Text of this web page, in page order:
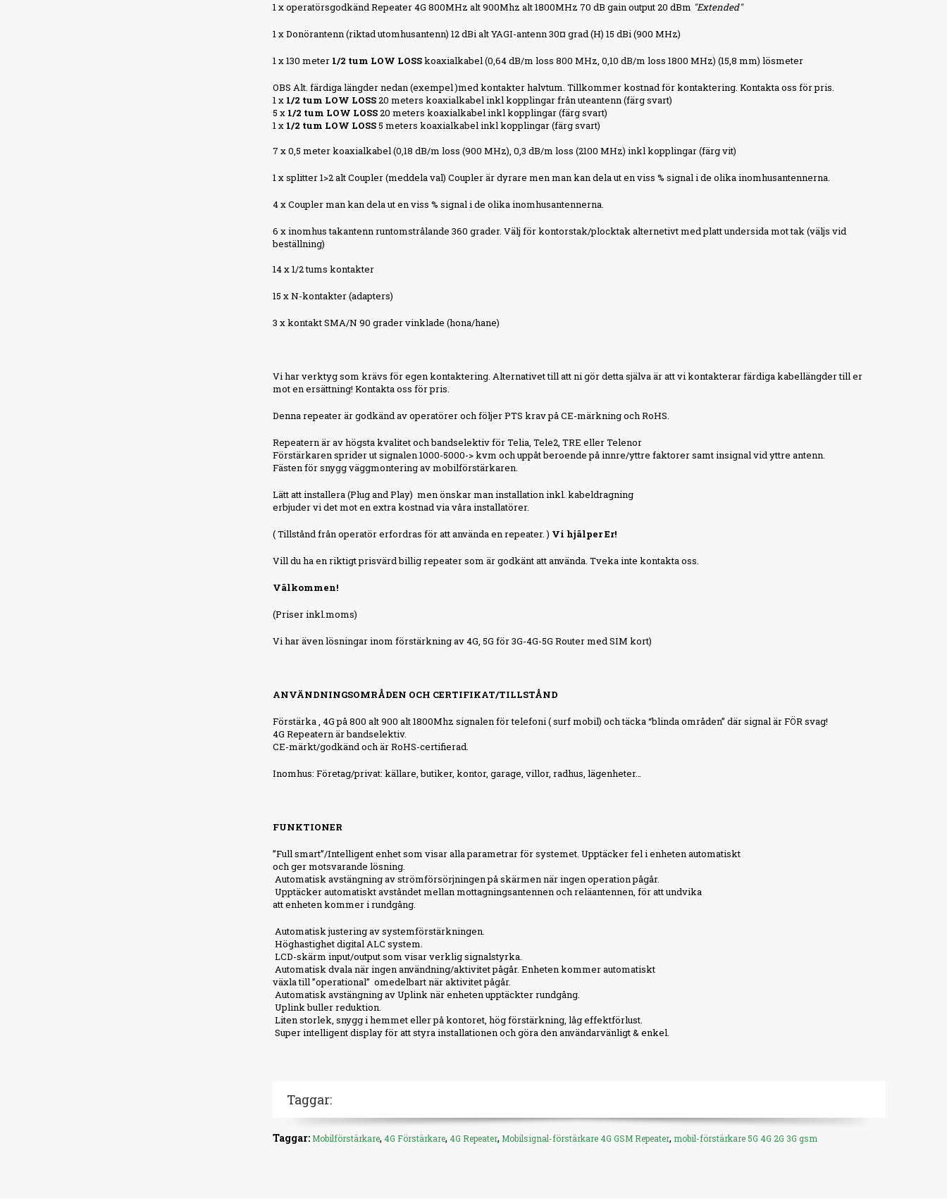
1 x operatörsgodkänd Repeater 4G 800MHz alt 900Mhz alt 1800MHz 70 dB gain output 20 dBm "Extended"
1 x Donörantenn (riktad utomhusantenn) 12 dBi alt YAGI-antenn 30¤ grad (H) 15 dBi (900 MHz)
1 x 130 meter 1/2 tum LOW LOSSkoaxialkabel (0,64 dB/m loss 800 MHz, 0,10 dB/m loss 1800 MHz) (15,8 mm) lösmeter
OBS Alt. färdiga längder nedan (exempel )med kontakter halvtum. Tillkommer kostnad för kontaktering. Kontakta oss för pris.
1 x 1/2 tum LOW LOSS20 meters koaxialkabel inkl kopplingar från uteantenn (färg svart)
5 x 1/2 tum LOW LOSS20 meters koaxialkabel inkl kopplingar (färg svart)
1 x 1/2 tum LOW LOSS5 meters koaxialkabel inkl kopplingar (färg svart)
7 x 0,5 meter koaxialkabel (0,18 dB/m loss (900 MHz), 0,3 dB/m loss (2100 MHz) inkl kopplingar (färg vit)
1 x splitter 1>2 alt Coupler (meddela val) Coupler är dyrare men man kan dela ut en viss % signal i de olika inomhusantennerna.
4 x Coupler man kan dela ut en viss % signal i de olika inomhusantennerna.
6 x inomhus takantenn runtomstrålande 360 grader. Välj för kontorstak/plocktak alternetivt med platt undersida mot tak (väljs vid
beställning)
14 x 1/2 tums kontakter
15 x N-kontakter (adapters)
3 x kontakt SMA/N 90 grader vinklade (hona/hane)
Vi har verktyg som krävs för egen kontaktering. Alternativet till att ni gör detta själva är att vi kontakterar färdiga kabellängder till er
mot en ersättning! Kontakta oss för pris.
Denna repeater är godkänd av operatörer och följer PTS krav på CE-märkning och RoHS.
Repeatern är av högsta kvalitet och bandselektiv för Telia, Tele2, TRE eller Telenor
Förstärkaren sprider ut signalen 1000-5000-> kvm och uppåt beroende på innre/yttre faktorer samt insignal vid yttre antenn.
Fästen för snygg väggmontering av mobilförstärkaren.
Lätt att installera (Plug and Play) men önskar man installation inkl. kabeldragning
erbjuder vi det mot en extra kostnad via våra installatörer.
( Tillstånd från operatör erfordras för att använda en repeater. ) Vi hjälper Er!
Vill du ha en riktigt prisvärd billig repeater som är godkänt att använda. Tveka inte kontakta oss.
Välkommen!
(Priser inkl.moms)
Vi har även lösningar inom förstärkning av 4G, 5G för 3G-4G-5G Router med SIM kort)
ANVÄNDNINGSOMRÅDEN OCH CERTIFIKAT/TILLSTÅND
Förstärka , 4G på 800 alt 900 alt 1800Mhz signalen för telefoni ( surf mobil) och täcka “blinda områden” där signal är FÖR svag!
4G Repeatern är bandselektiv.
CE-märkt/godkänd och är RoHS-certifierad.
Inomhus: Företag/privat: källare, butiker, kontor, garage, villor, radhus, lägenheter…
FUNKTIONER
”Full smart”/Intelligent enhet som visar alla parametrar för systemet. Upptäcker fel i enheten automatiskt
och ger motsvarande lösning.
Automatisk avstängning av strömförsörjningen på skärmen när ingen operation pågår.
Upptäcker automatiskt avståndet mellan mottagningsantennen och reläantennen, för att undvika
att enheten kommer i rundgång.
Automatisk justering av systemförstärkningen.
Höghastighet digital ALC system.
LCD-skärm input/output som visar verklig signalstyrka.
Automatisk dvala när ingen användning/aktivitet pågår. Enheten kommer automatiskt
växla till ”operational” omedelbart när aktivitet pågår.
Automatisk avstängning av Uplink när enheten upptäckter rundgång.
Uplink buller reduktion.
Liten storlek, snygg i hemmet eller på kontoret, hög förstärkning, låg effektförlust.
Super intelligent display för att styra installationen och göra den användarvänligt & enkel.
Taggar:
Taggar: Mobilförstärkare, 4G Förstärkare, 4G Repeater, Mobilsignal-förstärkare 4G GSM Repeater, mobil-förstärkare 5G 4G 2G 3G gsm